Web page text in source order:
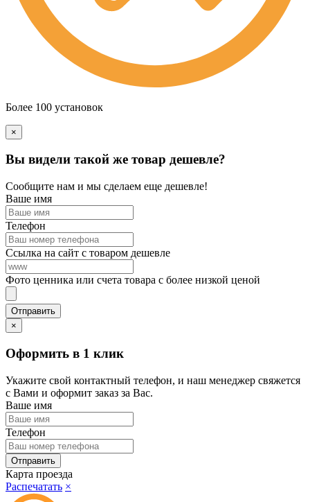
Более 100 установок
×
Вы видели такой же товар дешевле?
Сообщите нам и мы сделаем еще дешевле!
Ваше имя
Телефон
Ссылка на сайт с товаром дешевле
Фото ценника или счета товара с более низкой ценой
×
Оформить в 1 клик
Укажите свой контактный телефон, и наш менеджер свяжется
с Вами и оформит заказ за Вас.
Ваше имя
Телефон
Карта проезда
Распечатать ×